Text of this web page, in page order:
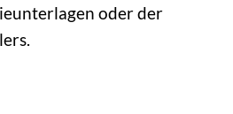
oder der